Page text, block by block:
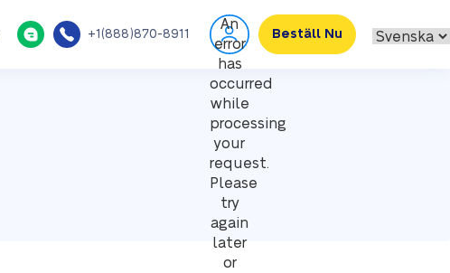
+1(888)870-8911
An
error
has
occurred
while
processing
your
request.
Please
try
again
later
or
Beställ Nu